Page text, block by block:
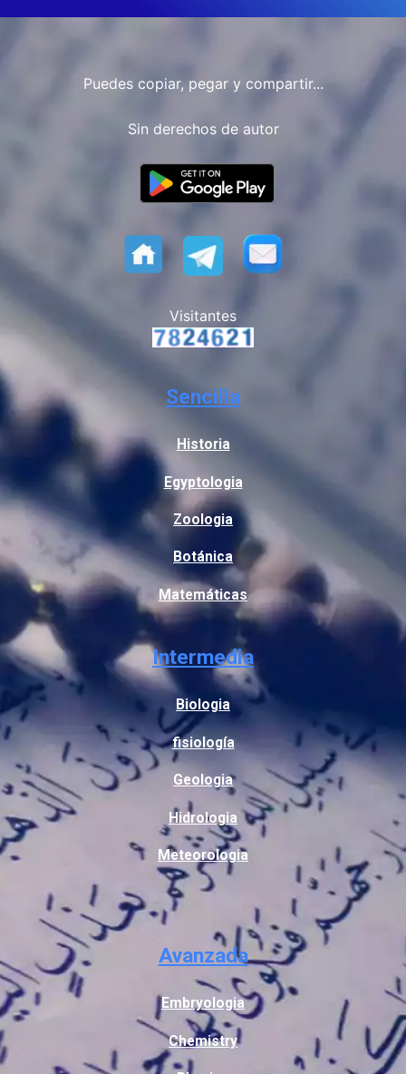
Puedes copiar, pegar y compartir...
Sin derechos de autor
Visitantes
Sencilla
Historia
Egyptologia
Zoologia
Botánica
Matemáticas
Intermedia
Biologia
fisiología
Geologia
Hidrologia
Meteorologia
Avanzada
Embryologia
Chemistry